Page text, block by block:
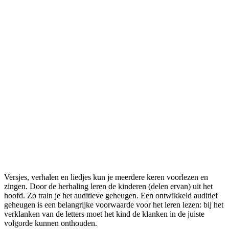
Versjes, verhalen en liedjes kun je meerdere keren voorlezen en
zingen. Door de herhaling leren de kinderen (delen ervan) uit het
hoofd. Zo train je het auditieve geheugen. Een ontwikkeld auditief
geheugen is een belangrijke voorwaarde voor het leren lezen: bij het
verklanken van de letters moet het kind de klanken in de juiste
volgorde kunnen onthouden.